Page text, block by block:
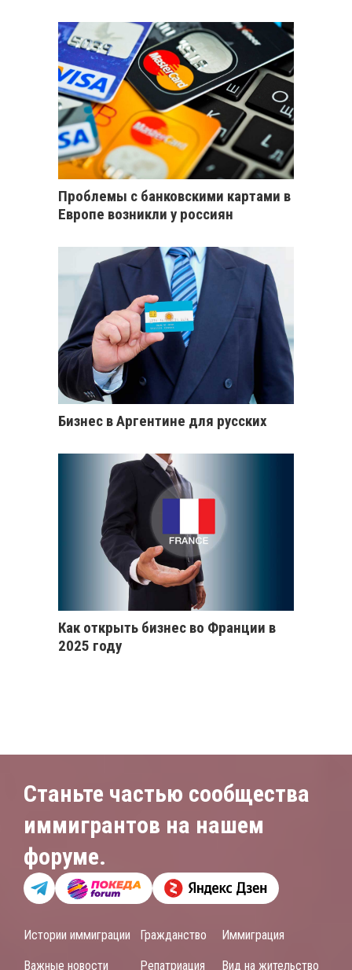
Проблемы с банковскими картами в
Европе возникли у россиян
Бизнес в Аргентине для русских
Как открыть бизнес во Франции в
2025 году
Станьте частью сообщества
иммигрантов на нашем
форуме.
Истории иммиграции
Важные новости
Гражданство
Репатриация
Иммиграция
Вид на жительство